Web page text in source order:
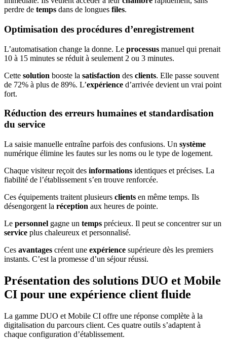
perdre de temps dans de longues files.
Optimisation des procédures d’enregistrement
L’automatisation change la donne. Le processus manuel qui prenait
10 à 15 minutes se réduit à seulement 2 ou 3 minutes.
Cette solution booste la satisfaction des clients. Elle passe souvent
de 72% à plus de 89%. L’expérience d’arrivée devient un vrai point
fort.
Réduction des erreurs humaines et standardisation
du service
La saisie manuelle entraîne parfois des confusions. Un système
numérique élimine les fautes sur les noms ou le type de logement.
Chaque visiteur reçoit des informations identiques et précises. La
fiabilité de l’établissement s’en trouve renforcée.
Ces équipements traitent plusieurs clients en même temps. Ils
désengorgent la réception aux heures de pointe.
Le personnel gagne un temps précieux. Il peut se concentrer sur un
service plus chaleureux et personnalisé.
Ces avantages créent une expérience supérieure dès les premiers
instants. C’est la promesse d’un séjour réussi.
Présentation des solutions DUO et Mobile
CI pour une expérience client fluide
La gamme DUO et Mobile CI offre une réponse complète à la
digitalisation du parcours client. Ces quatre outils s’adaptent à
chaque configuration d’établissement.